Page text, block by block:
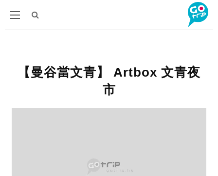
【曼谷當文青】 Artbox 文青夜
市